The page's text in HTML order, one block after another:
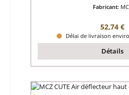
Fabricant:
Prix
52,74 €
Délai de livraison
Détails